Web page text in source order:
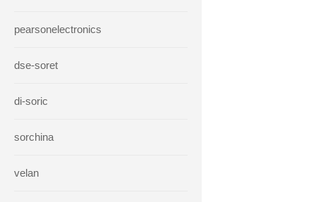
pearsonelectronics
dse-soret
di-soric
sorchina
velan